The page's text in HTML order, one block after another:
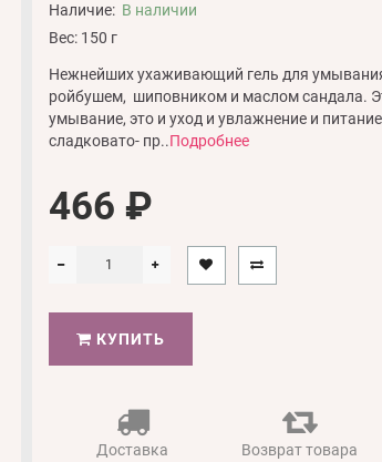
Наличие: В наличии
Вес: 150 г
Нежнейших ухаживающий гель для
ройбушем, шиповником и маслом сандала.
умывание, это и уход и увлажнение и
сладковато- пр..Подробнее
466 ₽
КУПИТЬ
Доставка Возврат товара